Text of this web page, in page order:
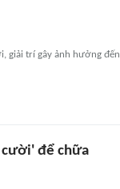
giải trí gây ảnh hưởng đến
cười' để chữa